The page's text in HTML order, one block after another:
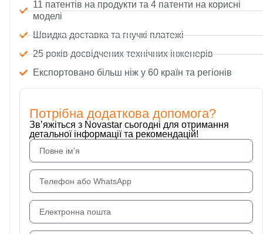
11 патентів на продукти та 4 патенти на корисні
моделі
Швидка доставка та гнучкі платежі
25 років досвідчених технічних інженерів
Експортовано більш ніж у 60 країн та регіонів
Потрібна додаткова допомога?
Зв’яжіться з Novastar сьогодні для отримання
детальної інформації та рекомендацій!